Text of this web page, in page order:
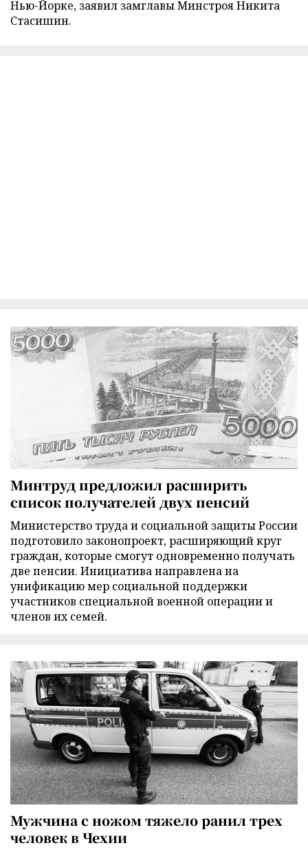
Нью-Йорке, заявил замглавы Минстроя Никита
Стасишин.
Минтруд предложил расширить
список получателей двух пенсий
Министерство труда и социальной защиты России
подготовило законопроект, расширяющий круг
граждан, которые смогут одновременно получать
две пенсии. Инициатива направлена на
унификацию мер социальной поддержки
участников специальной военной операции и
членов их семей.
Мужчина с ножом тяжело ранил трех
человек в Чехии